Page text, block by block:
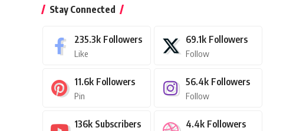
Stay Connected
235.3k Followers
Like
69.1k Followers
Follow
11.6k Followers
Pin
56.4k Followers
Follow
136k Subscribers 4.4k Followers